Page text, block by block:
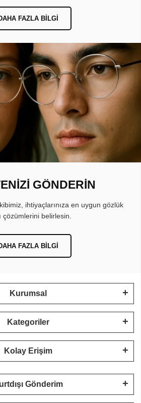
FAZLA BILGI
GÖNDERİN
ihtiyaçlarınıza en uygun gözlük
çözümlerini belirlesin.
FAZLA BILGI
Kurumsal
Kategoriler
Kolay Erişim
Gönderim